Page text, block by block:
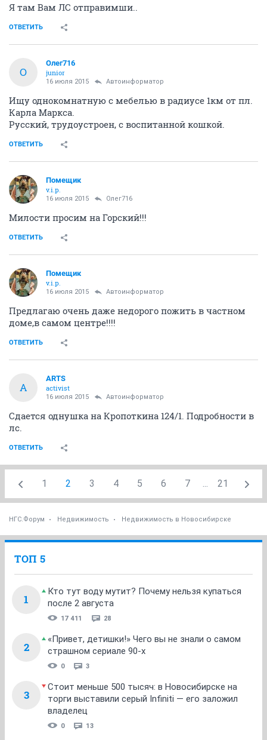
Я там Вам ЛС отправимши..
ОТВЕТИТЬ
О
Олег716
junior
16 июля 2015 Автоинформатор
Ищу однокомнатную с мебелью в радиусе 1км от пл.
Карла Маркса.
Русский, трудоустроен, с воспитанной кошкой.
ОТВЕТИТЬ
Помещик
v.i.p.
16 июля 2015 Олег716
Милости просим на Горский!!!
ОТВЕТИТЬ
Помещик
v.i.p.
16 июля 2015 Автоинформатор
Предлагаю очень даже недорого пожить в частном
доме,в самом центре!!!!
ОТВЕТИТЬ
A
ARTS
activist
16 июля 2015 Автоинформатор
Сдается однушка на Кропоткина 124/1. Подробности в
лс.
ОТВЕТИТЬ
1 2 3 4 5 6 7 ... 21
НГС.Форум Недвижимость Недвижимость в Новосибирске
ТОП 5
1
Кто тут воду мутит? Почему нельзя купаться
после 2 августа
17 411 28
2
«Привет, детишки!» Чего вы не знали о самом
страшном сериале 90-х
0 3
3
Стоит меньше 500 тысяч: в Новосибирске на
торги выставили серый Infiniti — его заложил
владелец
0 13